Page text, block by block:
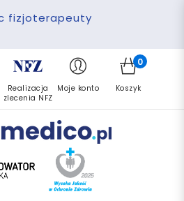
dostawa
fizjoterapeuty
PFRON
Refundacja NFZ
zlecenie ponownie
Realizacja
zlecenia NFZ
Moje konto
0
Koszyk